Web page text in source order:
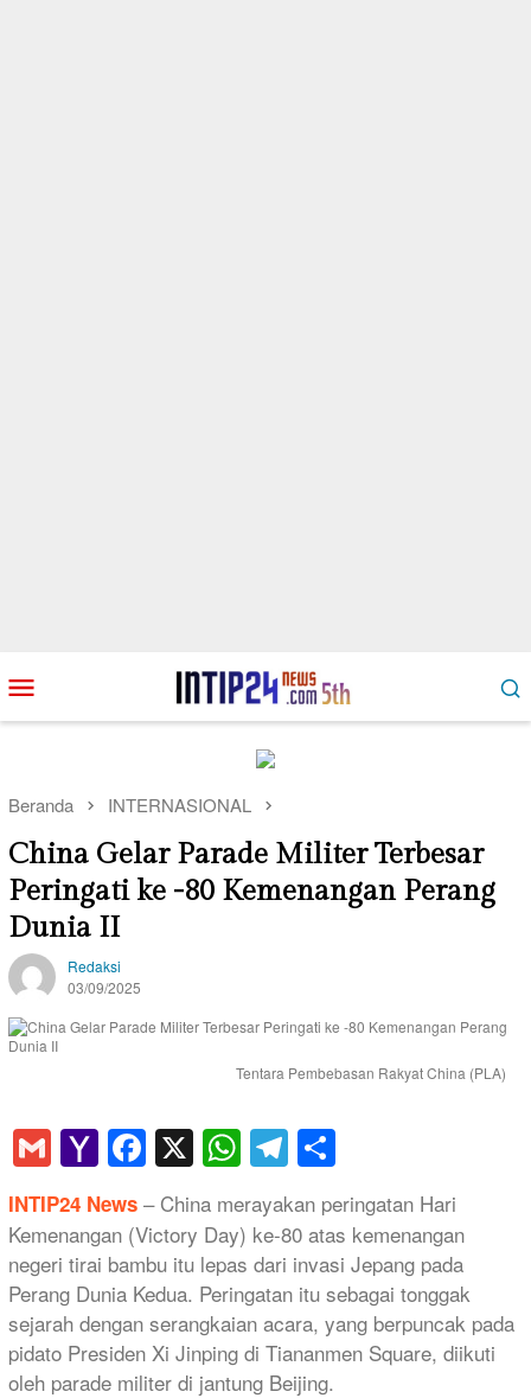
ke
kontenMobile
Beranda INTERNASIONAL
China Gelar Parade Militer Terbesar
Peringati ke -80 Kemenangan Perang
Dunia II
Redaksi
03/09/2025
Tentara Pembebasan Rakyat China (PLA)
GmailYahoo
Mail
Facebook
X WhatsApp
Telegram
INTIP24 News – China merayakan peringatan Hari
Kemenangan (Victory Day) ke-80 atas kemenangan
negeri tirai bambu itu lepas dari invasi Jepang pada
Perang Dunia Kedua. Peringatan itu sebagai tonggak
sejarah dengan serangkaian acara, yang berpuncak pada
pidato Presiden Xi Jinping di Tiananmen Square, diikuti
oleh parade militer di jantung Beijing.